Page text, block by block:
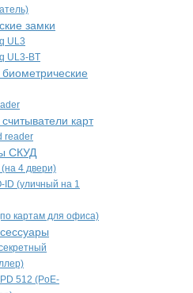
замки
UL3
UL3-BT
карт
reader
СКУД
4 двери)
ID (уличный на 1
картам для офиса)
512 (PoE-